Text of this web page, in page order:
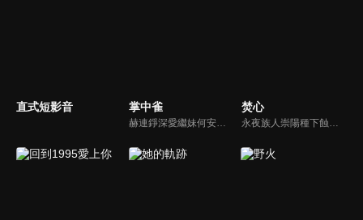
直式短影音 掌中雀
赫連錚深愛繼妹何安然，卻目睹何父囚禁母親致死。五年後赫連錚以督軍身份回歸，他抓捕繼父強娶繼妹為母親復仇。陌雨棠兒時與赫連錚相依為命，卻因赫連錚而瘸了一條腿，多年後重聚，陌雨棠絕美戲妝之後卻藏著刺骨恨意...
焚心
永夜族人崇陽種下蝕夜花，想以花開之日終結自己的一生，然而蝕夜花遲遲未曾綻放，直到他遇見炎族女孩季南星。身負詛咒的季南星，若想活下去，唯一的方法就是與永夜族的崇陽成親。一個向死而行，一個向生而求，在命運的牽引下，兩人於對立與拉扯之間彼此救贖，互相救贖的愛戀，緩緩展開...